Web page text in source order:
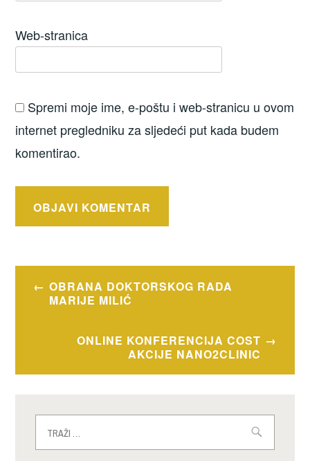
Web-stranica
Spremi moje ime, e-poštu i web-stranicu u ovom
internet pregledniku za sljedeći put kada budem
komentirao.
Navigacija
objava
OBRANA DOKTORSKOG RADA
MARIJE MILIĆ
ONLINE KONFERENCIJA COST
AKCIJE NANO2CLINIC